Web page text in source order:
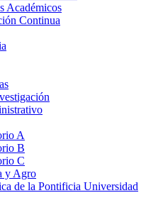
Académicos
Continua
A
B
C
y Agro
de la Pontificia Universidad